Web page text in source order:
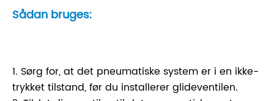
Sådan bruges:
1. Sørg for, at det pneumatiske system er i en ikke-
trykket tilstand, før du installerer glideventilen.